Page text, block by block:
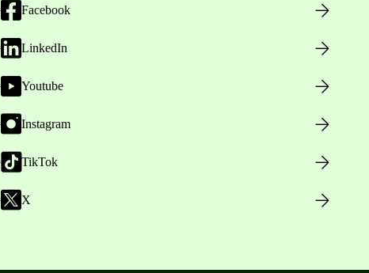
Facebook
LinkedIn
Youtube
Instagram
TikTok
X